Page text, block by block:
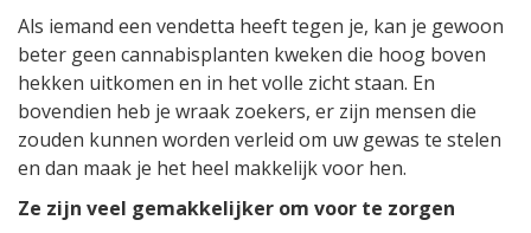
Als iemand een vendetta heeft tegen je, kan je gewoon
beter geen cannabisplanten kweken die hoog boven
hekken uitkomen en in het volle zicht staan. En
bovendien heb je wraak zoekers, er zijn mensen die
zouden kunnen worden verleid om uw gewas te stelen
en dan maak je het heel makkelijk voor hen.
Ze zijn veel gemakkelijker om voor te zorgen